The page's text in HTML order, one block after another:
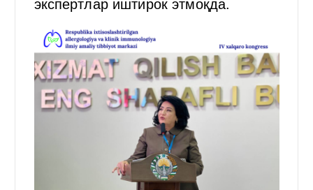
экспертлар иштирок этмоқда.